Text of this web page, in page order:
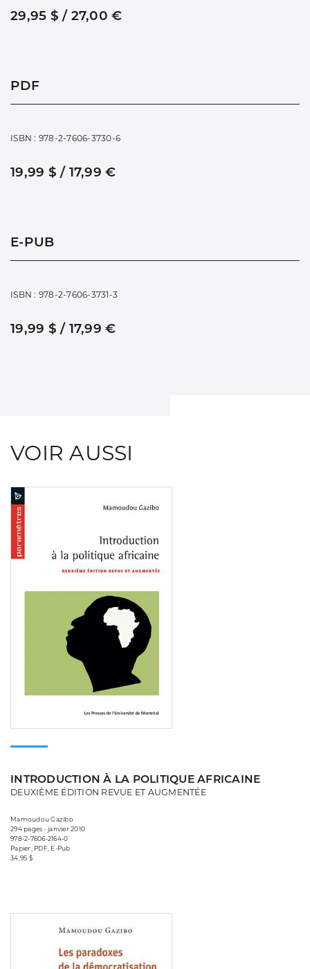
29,95 $ / 27,00 €
PDF
ISBN : 978-2-7606-3730-6
19,99 $ / 17,99 €
E-PUB
ISBN : 978-2-7606-3731-3
19,99 $ / 17,99 €
VOIR AUSSI
INTRODUCTION À LA POLITIQUE AFRICAINE
DEUXIÈME ÉDITION REVUE ET AUGMENTÉE
Mamoudou Gazibo
294 pages • janvier 2010
978-2-7606-2164-0
Papier, PDF, E-Pub
34,95 $